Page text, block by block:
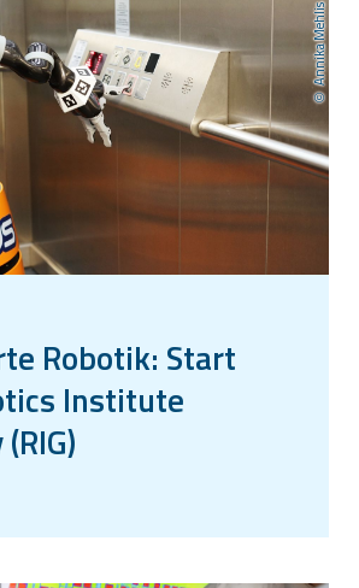
Annika Mehlis
Robotik: Start
Institute